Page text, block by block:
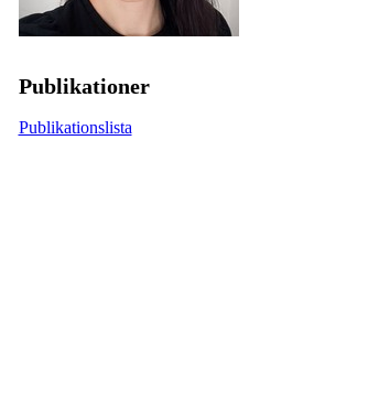
Publikationer
Publikationslista